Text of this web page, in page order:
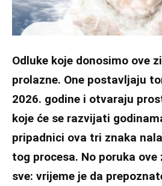
Odluke koje donosimo ove
prolazne. One postavljaju
2026. godine i otvaraju
koje će se razvijati
pripadnici ova tri znaka
tog procesa. No poruka ove
sve: vrijeme je da